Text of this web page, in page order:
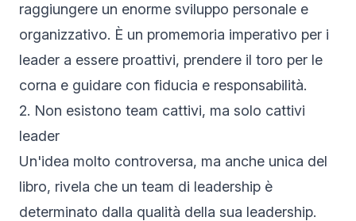
raggiungere un enorme sviluppo personale e
organizzativo. È un promemoria imperativo per i
leader a essere proattivi, prendere il toro per le
corna e guidare con fiducia e responsabilità.
2. Non esistono team cattivi, ma solo cattivi
leader
Un'idea molto controversa, ma anche unica del
libro, rivela che un team di leadership è
determinato dalla qualità della sua leadership.